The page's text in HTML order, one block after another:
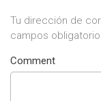
Tu dirección de
campos
Comment